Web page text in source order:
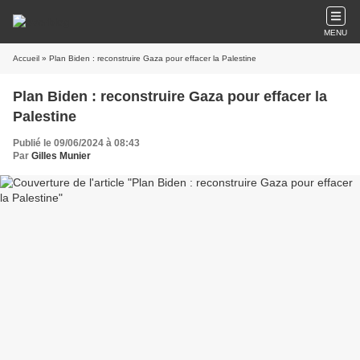
MENU
Accueil » Plan Biden : reconstruire Gaza pour effacer la Palestine
Plan Biden : reconstruire Gaza pour effacer la
Palestine
Publié le 09/06/2024 à 08:43
Par Gilles Munier